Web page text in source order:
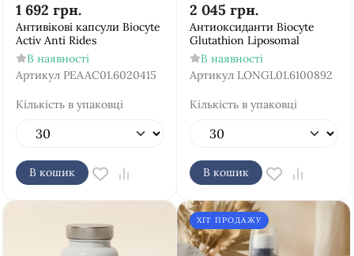
1 692 грн.
Антивікові капсули Biocyte
Activ Anti Rides
В наявності
Артикул PEAAC01.6020415
Кількість в упаковці
В кошик
2 045 грн.
Антиоксиданти Biocyte
Glutathion Liposomal
В наявності
Артикул LONGL01.6100892
Кількість в упаковці
В кошик
ХІТ ПРОДАЖУ